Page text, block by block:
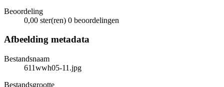
Beoordeling
0,00 ster(ren) 0 beoordelingen
Afbeelding metadata
Bestandsnaam
611wwh05-11.jpg
Bestandsgrootte